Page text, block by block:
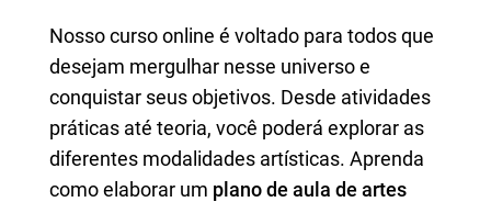
Nosso curso online é voltado para todos que
desejam mergulhar nesse universo e
conquistar seus objetivos. Desde atividades
práticas até teoria, você poderá explorar as
diferentes modalidades artísticas. Aprenda
como elaborar um plano de aula de artes